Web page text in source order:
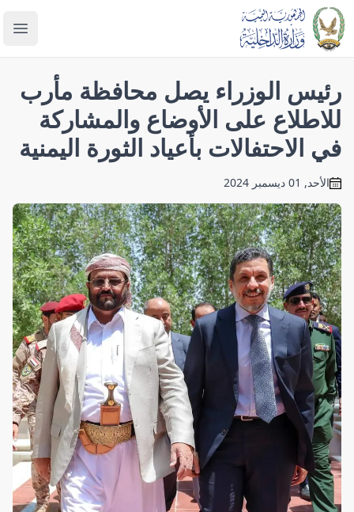
رئيس الوزراء يصل محافظة مأرب
للاطلاع على الأوضاع والمشاركة
في الاحتفالات بأعياد الثورة اليمنية
الأحد, 01 ديسمبر 2024